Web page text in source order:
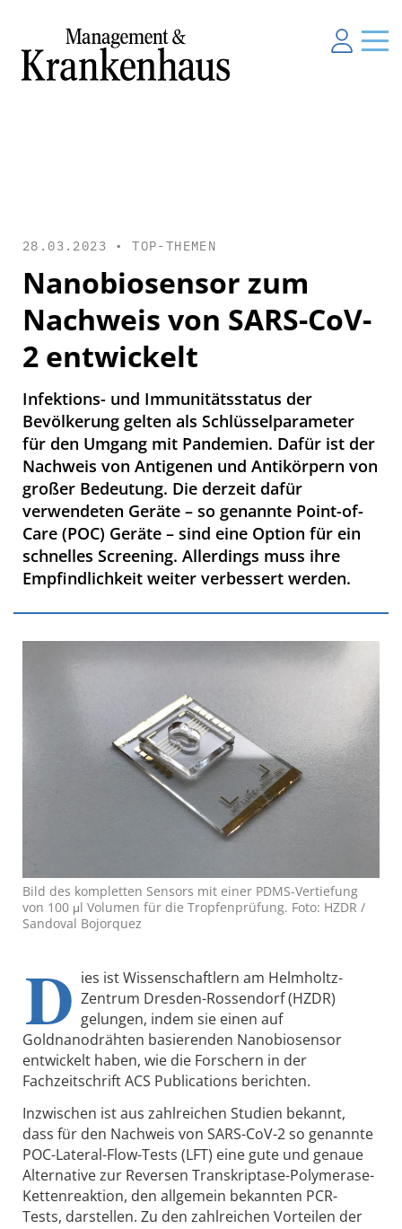
28.03.2023 •TOP-THEMEN
Nanobiosensor zum
Nachweis von SARS-CoV-
2 entwickelt
Infektions- und Immunitätsstatus der
Bevölkerung gelten als Schlüsselparameter
für den Umgang mit Pandemien. Dafür ist der
Nachweis von Antigenen und Antikörpern von
großer Bedeutung. Die derzeit dafür
verwendeten Geräte – so genannte Point-of-
Care (POC) Geräte – sind eine Option für ein
schnelles Screening. Allerdings muss ihre
Empfindlichkeit weiter verbessert werden.
Bild des kompletten Sensors mit einer PDMS-Vertiefung
von 100 μl Volumen für die Tropfenprüfung. Foto: HZDR /
Sandoval Bojorquez
D ies ist Wissenschaftlern am Helmholtz-
Zentrum Dresden-Rossendorf (HZDR)
gelungen, indem sie einen auf
Goldnanodrähten basierenden Nanobiosensor
entwickelt haben, wie die Forschern in der
Fachzeitschrift ACS Publications berichten.
Inzwischen ist aus zahlreichen Studien bekannt,
dass für den Nachweis von SARS-CoV-2 so genannte
POC-Lateral-Flow-Tests (LFT) eine gute und genaue
Alternative zur Reversen Transkriptase-Polymerase-
Kettenreaktion, den allgemein bekannten PCR-
Tests, darstellen. Zu den zahlreichen Vorteilen der